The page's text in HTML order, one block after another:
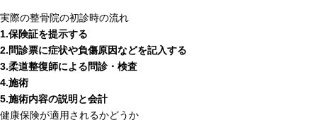
実際の整骨院の初診時の流れ
1.保険証を提示する
2.問診票に症状や負傷原因などを記入する
3.柔道整復師による問診・検査
4.施術
5.施術内容の説明と会計
健康保険が適用されるかどうか